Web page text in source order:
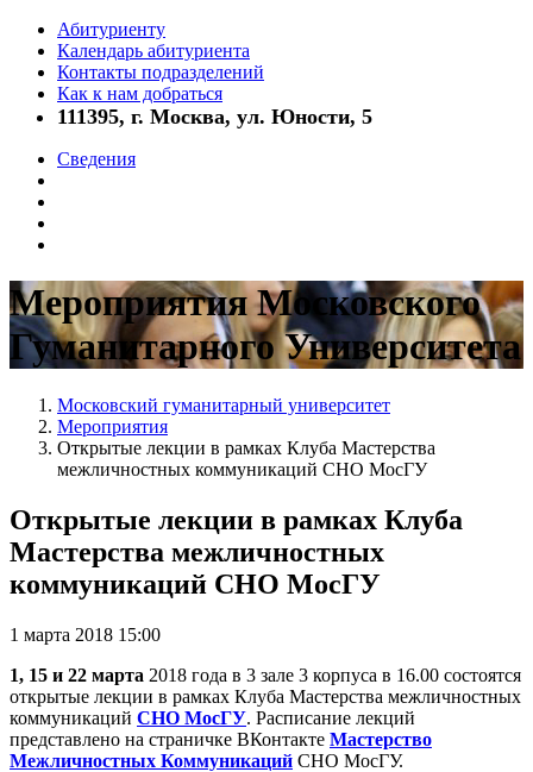
Абитуриенту
Календарь абитуриента
Контакты подразделений
Как к нам добраться
111395, г. Москва, ул. Юности, 5
Сведения
Мероприятия Московского
Гуманитарного Университета
Московский гуманитарный университет
Мероприятия
Открытые лекции в рамках Клуба Мастерства
межличностных коммуникаций СНО МосГУ
Открытые лекции в рамках Клуба
Мастерства межличностных
коммуникаций СНО МосГУ
1 марта 2018 15:00
1, 15 и 22 марта 2018 года в 3 зале 3 корпуса в 16.00 состоятся
открытые лекции в рамках Клуба Мастерства межличностных
коммуникаций СНО МосГУ. Расписание лекций
представлено на страничке ВКонтакте Мастерство
Межличностных Коммуникаций СНО МосГУ.